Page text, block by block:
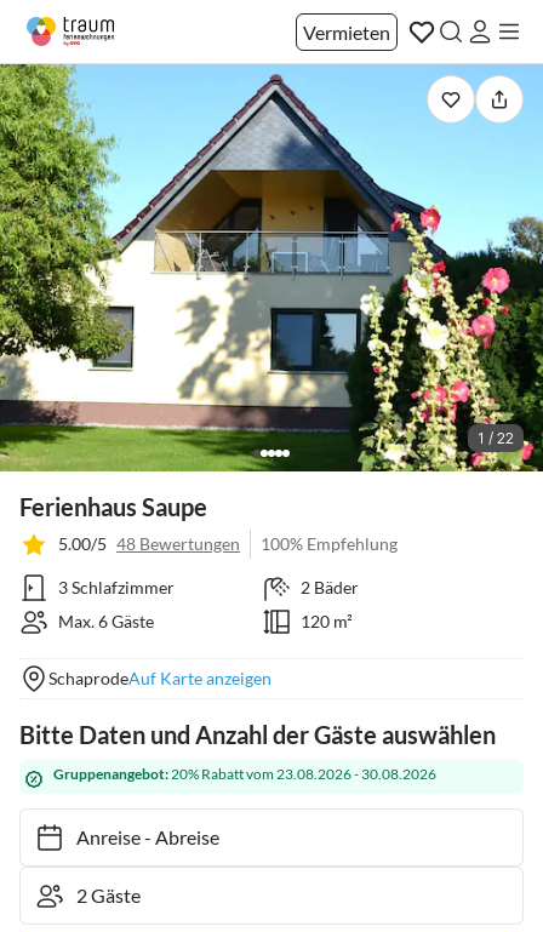
Vermieten
1 / 22
Ferienhaus Saupe
5.00/5 48 Bewertungen 100% Empfehlung
3 Schlafzimmer
2 Bäder
Max. 6 Gäste
120 m²
SchaprodeAuf Karte anzeigen
Bitte Daten und Anzahl der Gäste auswählen
Gruppenangebot:20% Rabatt vom 23.08.2026 - 30.08.2026
Anreise- Abreise